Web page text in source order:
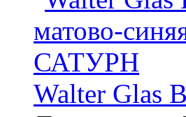
Walter Glas